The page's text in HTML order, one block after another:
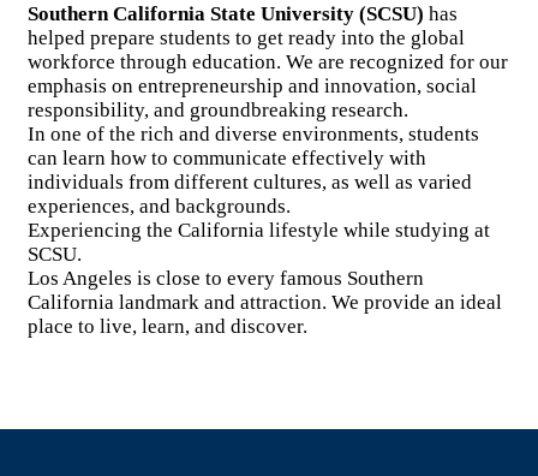
Southern California State University (SCSU) has
helped prepare students to get ready into the global
workforce through education. We are recognized for our
emphasis on entrepreneurship and innovation, social
responsibility, and groundbreaking research.
In one of the rich and diverse environments, students
can learn how to communicate effectively with
individuals from different cultures, as well as varied
experiences, and backgrounds.
Experiencing the California lifestyle while studying at
SCSU.
Los Angeles is close to every famous Southern
California landmark and attraction. We provide an ideal
place to live, learn, and discover.